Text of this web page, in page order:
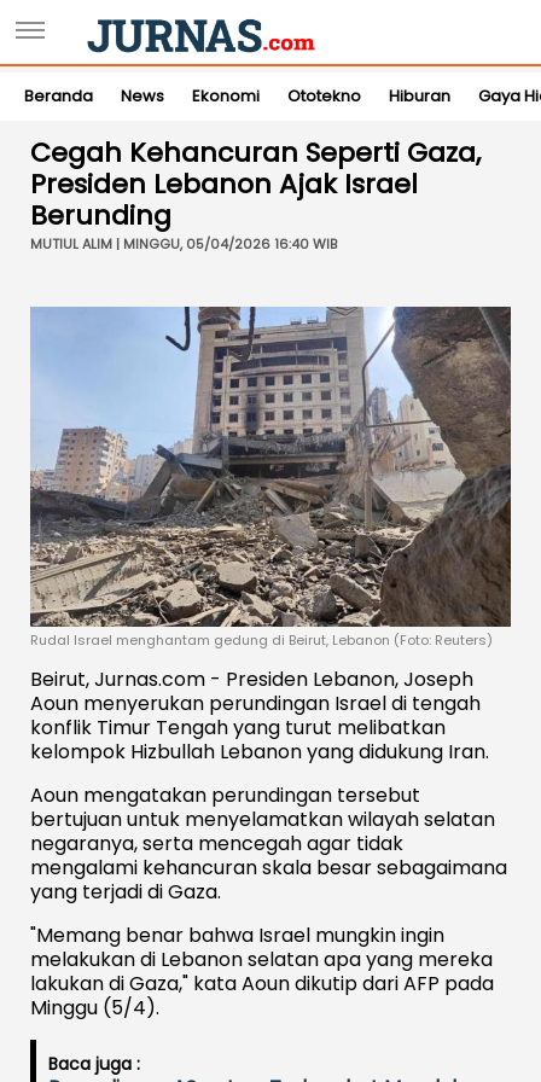
Beranda News Ekonomi Ototekno Hiburan Gaya
Cegah Kehancuran Seperti Gaza,
Presiden Lebanon Ajak Israel
Berunding
MUTIUL ALIM | MINGGU, 05/04/2026 16:40 WIB
Rudal Israel menghantam gedung di Beirut, Lebanon (Foto: Reuters)
Beirut, Jurnas.com - Presiden Lebanon, Joseph
Aoun menyerukan perundingan Israel di tengah
konflik Timur Tengah yang turut melibatkan
kelompok Hizbullah Lebanon yang didukung Iran.
Aoun mengatakan perundingan tersebut
bertujuan untuk menyelamatkan wilayah selatan
negaranya, serta mencegah agar tidak
mengalami kehancuran skala besar sebagaimana
yang terjadi di Gaza.
"Memang benar bahwa Israel mungkin ingin
melakukan di Lebanon selatan apa yang mereka
lakukan di Gaza," kata Aoun dikutip dari AFP pada
Minggu (5/4).
Baca juga :